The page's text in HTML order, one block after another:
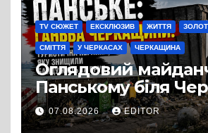
TV СЮЖЕТ ЕКСКЛЮЗИВ ЖИТТЯ
СМІТТЯ У ЧЕРКАСАХ ЧЕРКАЩИНА
Оглядовий
Панському біля
перетворився на
сміттєзвалище
07.08.2026 EDITOR